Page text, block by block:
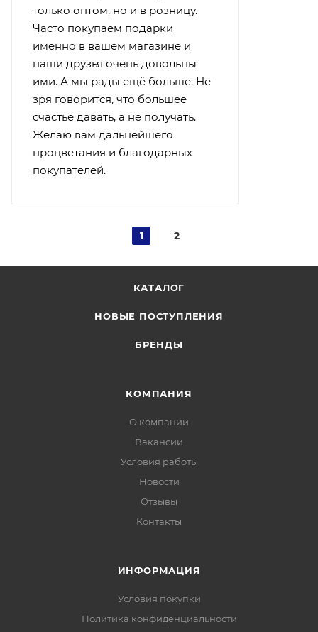
только оптом, но и в розницу.
Часто покупаем подарки
именно в вашем магазине и
наши друзья очень довольны
ими. А мы рады ещё больше. Не
зря говорится, что большее
счастье давать, а не получать.
Желаю вам дальнейшего
процветания и благодарных
покупателей.
1 2
КАТАЛОГ
НОВЫЕ ПОСТУПЛЕНИЯ
БРЕНДЫ
КОМПАНИЯ
О компании
Вакансии
Условия работы
Новости
Отзывы
Контакты
ИНФОРМАЦИЯ
Условия покупки
Политика конфиденциальности